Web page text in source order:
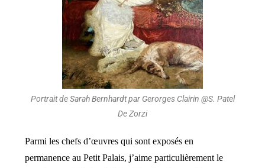
Portrait de Sarah Bernhardt par Gerorges Clairin @S. Patel
De Zorzi
Parmi les chefs d’œuvres qui sont exposés en
permanence au Petit Palais, j’aime particulièrement le